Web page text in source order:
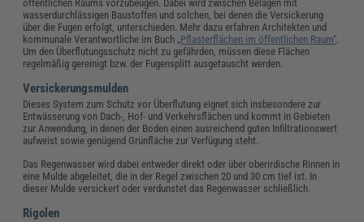
öffentlichen Raums vorzubeugen. Dabei wird zwischen Belägen mit
wasserdurchlässigen Baustoffen und solchen, bei denen die Versickerung
über die Fugen erfolgt, unterschieden. Mehr dazu erfahren Architekten und
kommunale Verantwortliche im Buch „Pflasterflächen im öffentlichen Raum“.
Um den Überflutungsschutz nicht zu gefährden, müssen diese Flächen
regelmäßig gereinigt bzw. der Fugensplitt ausgetauscht werden.
Versickerungsmulden
Dieses System zum Schutz vor Überflutung eignet sich insbesondere zur
Entwässerung von Dach-, Hof- und Verkehrsflächen und kommt in Gebieten
zur Anwendung, in denen der Boden einen ausreichend guten Infiltrationswert
aufweist sowie genügend Grünfläche zur Verfügung steht.
Das Regenwasser wird dabei entweder direkt oder über oberirdische Rinnen in
eine Mulde abgeleitet, die in der Regel zwischen 20 und 30 cm tief ist. In
dieser Mulde versickert oder verdunstet das Regenwasser schließlich.
Rigolen